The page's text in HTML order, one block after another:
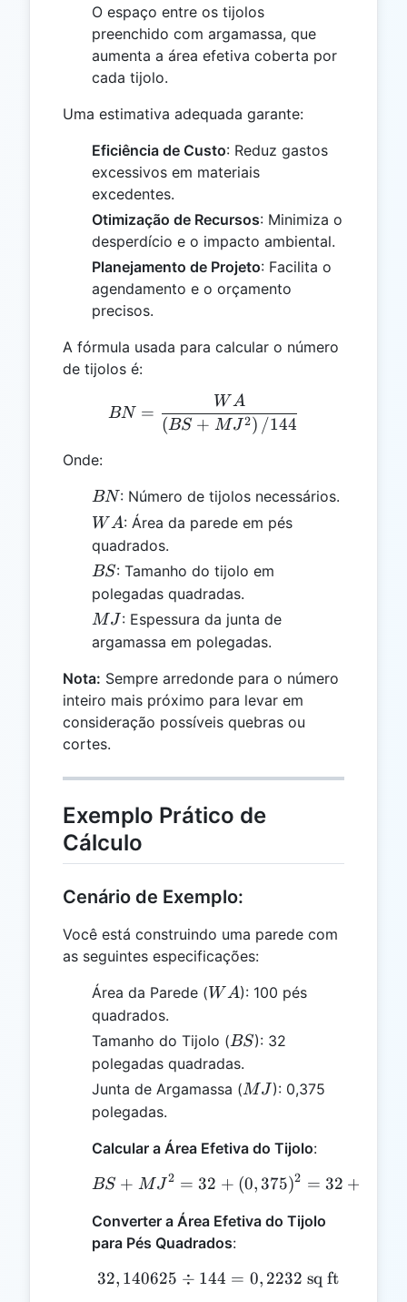
O espaço entre os tijolos
preenchido com argamassa, que
aumenta a área efetiva coberta por
cada tijolo.
Uma estimativa adequada garante:
Eficiência de Custo: Reduz gastos
excessivos em materiais
excedentes.
Otimização de Recursos: Minimiza o
desperdício e o impacto ambiental.
Planejamento de Projeto: Facilita o
agendamento e o orçamento
precisos.
A fórmula usada para calcular o número
de tijolos é:
BN =
BN =
(BS + MJ2) /144
WA
Onde:
BN
BN: Número de tijolos necessários.
WA
WA: Área da parede em pés
quadrados.
BS
BS: Tamanho do tijolo em
polegadas quadradas.
MJ
MJ: Espessura da junta de
argamassa em polegadas.
Nota: Sempre arredonde para o número
inteiro mais próximo para levar em
consideração possíveis quebras ou
cortes.
Exemplo Prático de
Cálculo
Cenário de Exemplo:
Você está construindo uma parede com
as seguintes especificações:
Área da Parede (WA
WA): 100 pés
quadrados.
Tamanho do Tijolo (BS
BS): 32
polegadas quadradas.
Junta de Argamassa (MJ
MJ ): 0,375
polegadas.
Calcular a Área Efetiva do Tijolo:
BS + MJ^2 = 32 +
BS + MJ2 = 32 + (0,375)2 = 32 +
Converter a Área Efetiva do Tijolo
para Pés Quadrados:
32,140625 \div 144 =
32, 140625 ÷ 144 = 0, 2232 sq ft